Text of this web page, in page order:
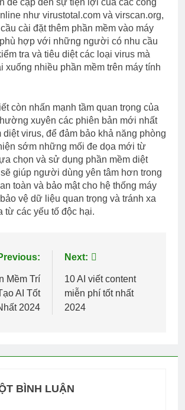
đề cập đến sự tiện lợi của các công
như virustotal.com và virscan.org,
cài đặt thêm phần mềm vào máy
hợp với những người có nhu cầu
tra và tiêu diệt các loại virus mà
xuống nhiều phần mềm trên máy tính
còn nhấn mạnh tầm quan trọng của
xuyên các phiên bản mới nhất
diệt virus, để đảm bảo khả năng phòng
sớm những mối đe dọa mới từ
chọn và sử dụng phần mềm diệt
giúp người dùng yên tâm hơn trong
toàn và bảo mật cho hệ thống máy
vệ dữ liệu quan trọng và tránh xa
từ các yếu tố độc hại.
Mềm Trí
AI Tốt
2024
Next:
10 AI viết content
miễn phí tốt nhất
2024
BÌNH LUẬN